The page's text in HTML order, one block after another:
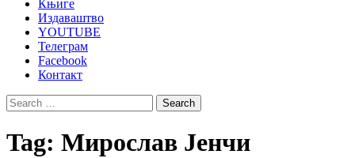
Књиге
Издаваштво
YOUTUBE
Телеграм
Facebook
Контакт
Search
for:
Tag: Мирослав Јенчи